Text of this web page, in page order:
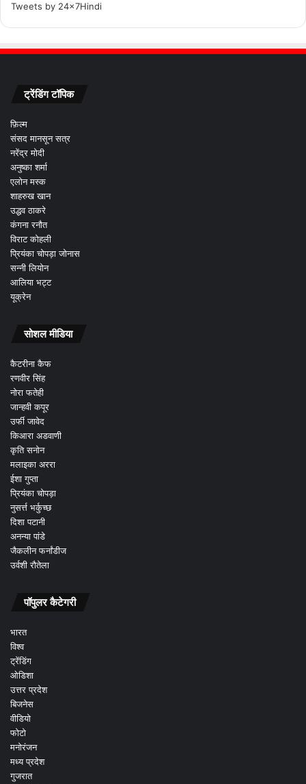
Tweets by 24x7Hindi
ट्रेंडिंग टॉपिक
फ़िल्म
संसद मानसून सत्र
नरेंद्र मोदी
अनुष्का शर्मा
एलोन मस्क
शाहरुख खान
उद्धव ठाकरे
कंगना रनौत
विराट कोहली
प्रियंका चोपड़ा जोनास
सन्नी लियोन
आलिया भट्ट
यूक्रेन
सोशल मीडिया
कैटरीना कैफ
रणवीर सिंह
नोरा फतेही
जान्हवी कपूर
उर्फी जावेद
किआरा अडवाणी
कृति सनोन
मलाइका अररा
ईशा गुप्ता
प्रियंका चोपड़ा
नुसर्त्त भर्कुच्छ
दिशा पटानी
अनन्या पांडे
जैकलीन फर्नांडीज
उर्वशी रौतेला
पॉपुलर कैटेगरी
भारत
विश्व
ट्रेंडिंग
ओडिशा
उत्तर प्रदेश
बिजनेस
वीडियो
फोटो
मनोरंजन
मध्य प्रदेश
गुजरात